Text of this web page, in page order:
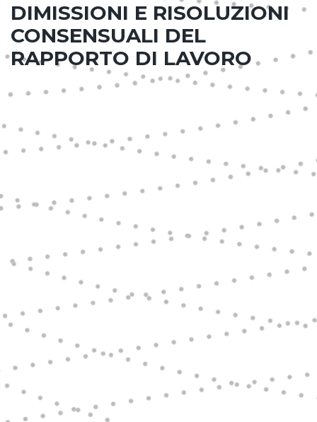
DIMISSIONI E RISOLUZIONI
CONSENSUALI DEL
RAPPORTO DI LAVORO